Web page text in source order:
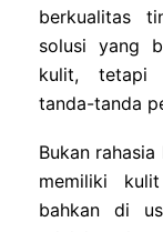
berkualitas
solusi yang
kulit, tetapi
tanda-tanda
Bukan
memiliki
bahkan di